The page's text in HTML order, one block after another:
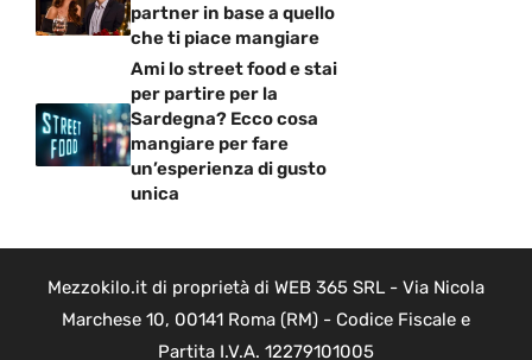
partner in base a quello
che ti piace mangiare
Ami lo street food e stai
per partire per la
Sardegna? Ecco cosa
mangiare per fare
un’esperienza di gusto
unica
Mezzokilo.it di proprietà di WEB 365 SRL - Via Nicola
Marchese 10, 00141 Roma (RM) - Codice Fiscale e
Partita I.V.A. 12279101005